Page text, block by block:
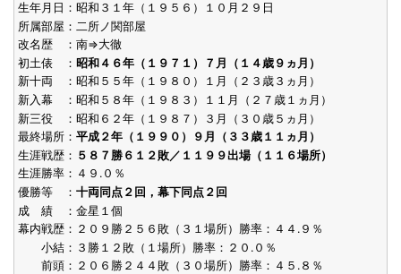
生年月日：昭和３１年（１９５６）１０月２９日
所属部屋：二所ノ関部屋
改名歴 ：南⇒大徹
初土俵 ： 昭和４６年（１９７１）７月（１４歳９ヵ月）
新十両 ：昭和５５年（１９８０）１月（２３歳３ヵ月）
新入幕 ：昭和５８年（１９８３）１１月（２７歳１ヵ月）
新三役 ：昭和６２年（１９８７）３月（３０歳５ヵ月）
最終場所：平成２年（１９９０）９月（３３歳１１ヵ月）
生涯戦歴： ５８７勝６１２敗／１１９９出場（１１６場所）
生涯勝率：４９.０％
優勝等 ：十両同点２回，幕下同点２回
成 績 ：金星１個
幕内戦歴：２０９勝２５６敗（３１場所）勝率：４４.９％
小結：３勝１２敗（１場所）勝率：２０.０％
前頭：２０６勝２４４敗（３０場所）勝率：４５.８％